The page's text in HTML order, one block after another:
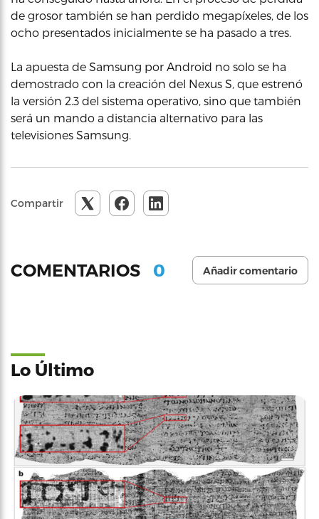
de grosor también se han perdido megapíxeles, de los
ocho presentados inicialmente se ha pasado a tres.
La apuesta de Samsung por Android no solo se ha
demostrado con la creación del Nexus S, que estrenó
la versión 2.3 del sistema operativo, sino que también
será un mando a distancia alternativo para las
televisiones Samsung.
Compartir
COMENTARIOS 0 Añadir comentario
Lo Último